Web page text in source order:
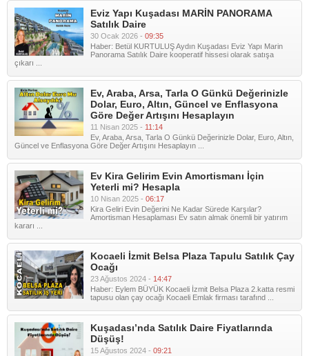
Eviz Yapı Kuşadası MARİN PANORAMA
Satılık Daire
30 Ocak 2026 - 09:35
Haber: Betül KURTULUŞ Aydın Kuşadası Eviz Yapı Marin
Panorama Satılık Daire kooperatif hissesi olarak satışa
çıkarı ...
Ev, Araba, Arsa, Tarla O Günkü Değerinizle
Dolar, Euro, Altın, Güncel ve Enflasyona
Göre Değer Artışını Hesaplayın
11 Nisan 2025 - 11:14
Ev, Araba, Arsa, Tarla O Günkü Değerinizle Dolar, Euro, Altın,
Güncel ve Enflasyona Göre Değer Artışını Hesaplayın ...
Ev Kira Gelirim Evin Amortismanı İçin
Yeterli mi? Hesapla
10 Nisan 2025 - 06:17
Kira Geliri Evin Değerini Ne Kadar Sürede Karşılar?
Amortisman Hesaplaması Ev satın almak önemli bir yatırım
kararı ...
Kocaeli İzmit Belsa Plaza Tapulu Satılık Çay
Ocağı
23 Ağustos 2024 - 14:47
Haber: Eylem BÜYÜK Kocaeli İzmit Belsa Plaza 2.katta resmi
tapusu olan çay ocağı Kocaeli Emlak firması tarafınd ...
Kuşadası’nda Satılık Daire Fiyatlarında
Düşüş!
15 Ağustos 2024 - 09:21